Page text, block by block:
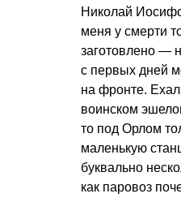
Николай
меня у смерти
заготовлено —
с первых дней
на фронте.
воинском
то под Орлом
маленькую
буквально
как паровоз